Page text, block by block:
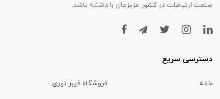
صنعت ارتباطات در کشور عزیزمان را داشته باشد.
دسترسی سریع
خانه فروشگاه فیبر نوری